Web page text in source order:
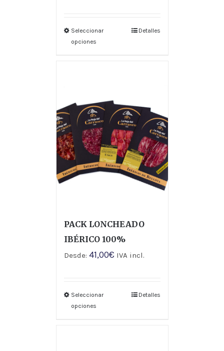
Seleccionar
opciones
Detalles
PACK LONCHEADO
IBÉRICO 100%
Desde: 41,00€ IVA incl.
Seleccionar
opciones
Detalles